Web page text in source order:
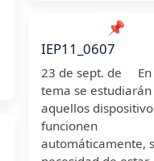
📌
IEP11_0607
23 de sept. de En
tema se estudiarán
aquellos
funcionen
automáticamente,